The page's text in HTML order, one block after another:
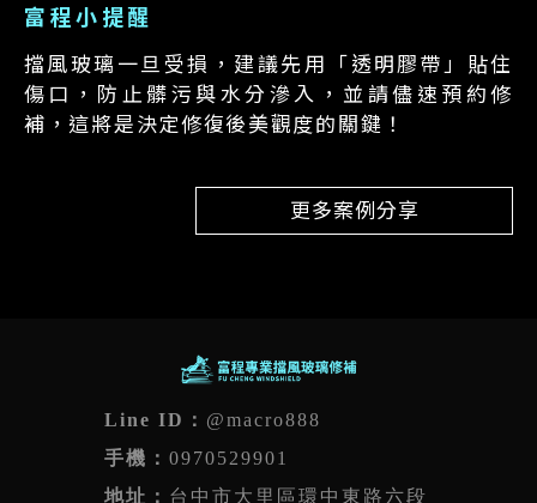
富程小提醒
擋風玻璃一旦受損，建議先用「透明膠帶」貼住
傷口，防止髒污與水分滲入，並請儘速預約修
補，這將是決定修復後美觀度的關鍵！
更多案例分享
@macro888
0970529901
台中市大里區環中東路六段